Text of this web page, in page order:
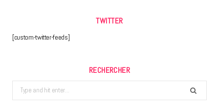
TWITTER
[custom-twitter-feeds]
RECHERCHER
Search
for: